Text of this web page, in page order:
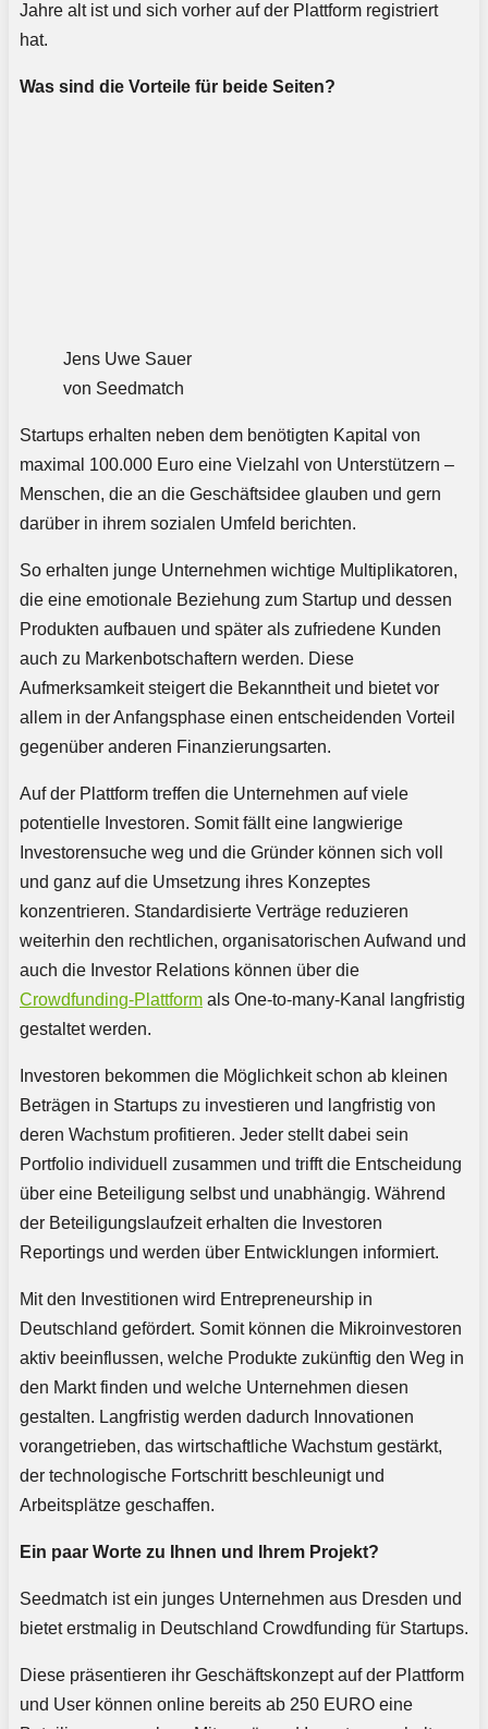
Jahre alt ist und sich vorher auf der Plattform registriert
hat.
Was sind die Vorteile für beide Seiten?
Jens Uwe Sauer
von Seedmatch
Startups erhalten neben dem benötigten Kapital von
maximal 100.000 Euro eine Vielzahl von Unterstützern –
Menschen, die an die Geschäftsidee glauben und gern
darüber in ihrem sozialen Umfeld berichten.
So erhalten junge Unternehmen wichtige Multiplikatoren,
die eine emotionale Beziehung zum Startup und dessen
Produkten aufbauen und später als zufriedene Kunden
auch zu Markenbotschaftern werden. Diese
Aufmerksamkeit steigert die Bekanntheit und bietet vor
allem in der Anfangsphase einen entscheidenden Vorteil
gegenüber anderen Finanzierungsarten.
Auf der Plattform treffen die Unternehmen auf viele
potentielle Investoren. Somit fällt eine langwierige
Investorensuche weg und die Gründer können sich voll
und ganz auf die Umsetzung ihres Konzeptes
konzentrieren. Standardisierte Verträge reduzieren
weiterhin den rechtlichen, organisatorischen Aufwand und
auch die Investor Relations können über die
Crowdfunding-Plattform als One-to-many-Kanal langfristig
gestaltet werden.
Investoren bekommen die Möglichkeit schon ab kleinen
Beträgen in Startups zu investieren und langfristig von
deren Wachstum profitieren. Jeder stellt dabei sein
Portfolio individuell zusammen und trifft die Entscheidung
über eine Beteiligung selbst und unabhängig. Während
der Beteiligungslaufzeit erhalten die Investoren
Reportings und werden über Entwicklungen informiert.
Mit den Investitionen wird Entrepreneurship in
Deutschland gefördert. Somit können die Mikroinvestoren
aktiv beeinflussen, welche Produkte zukünftig den Weg in
den Markt finden und welche Unternehmen diesen
gestalten. Langfristig werden dadurch Innovationen
vorangetrieben, das wirtschaftliche Wachstum gestärkt,
der technologische Fortschritt beschleunigt und
Arbeitsplätze geschaffen.
Ein paar Worte zu Ihnen und Ihrem Projekt?
Seedmatch ist ein junges Unternehmen aus Dresden und
bietet erstmalig in Deutschland Crowdfunding für Startups.
Diese präsentieren ihr Geschäftskonzept auf der Plattform
und User können online bereits ab 250 EURO eine